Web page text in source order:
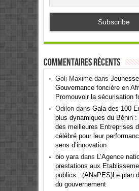
Commentaires récents
Goli Maximedans
Gouvernance foncière en
Promouvoir la sécurisation
Odilondans Gala des 100
plus dynamiques du Bénin :
des meilleures Entreprises
célébré pour leur
sens d’innovation
bio yaradans
L’Agence
prestations aux
publics : (ANaPES)Le plan
du gouvernement